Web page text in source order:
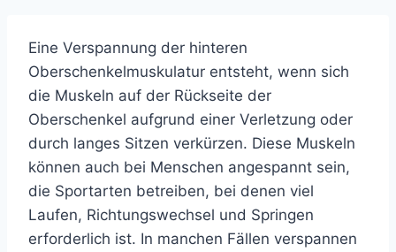
Eine Verspannung der hinteren
Oberschenkelmuskulatur entsteht, wenn sich
die Muskeln auf der Rückseite der
Oberschenkel aufgrund einer Verletzung oder
durch langes Sitzen verkürzen. Diese Muskeln
können auch bei Menschen angespannt sein,
die Sportarten betreiben, bei denen viel
Laufen, Richtungswechsel und Springen
erforderlich ist. In manchen Fällen verspannen